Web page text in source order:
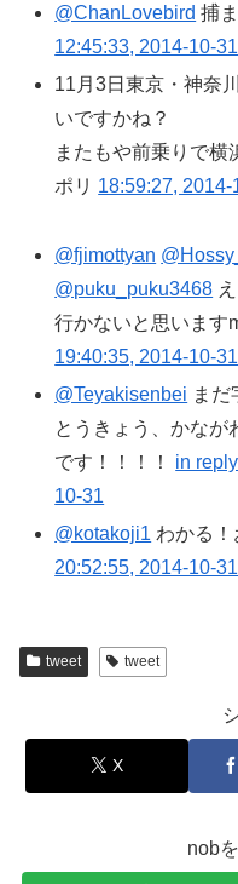
@ChanLovebird 捕
12:45:33, 2014-10-31
11月3日東京・神奈
いですかね？
またもや前乗りで
ポリ 18:59:27, 2014-
@fjimottyan
@puku_puku3468
行かないと思います
19:40:35, 2014-10-31
@Teyakisenbei まだ
とうきょう、かなが
です！！！！ in
10-31
@kotakoji1 わかる
20:52:55, 2014-10-31
tweet tweet
X
nob